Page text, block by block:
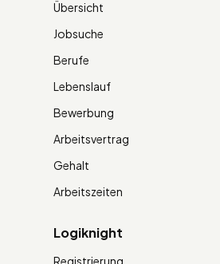
Übersicht
Jobsuche
Berufe
Lebenslauf
Bewerbung
Arbeitsvertrag
Gehalt
Arbeitszeiten
Logiknight
Registrierung